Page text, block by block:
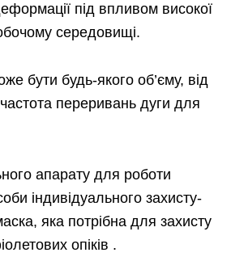
під впливом високої
середовищі.
бути будь-якого об’єму, від
переривань дуги для
апарату для роботи
індивідуального захисту-
яка потрібна для захисту
опіків .